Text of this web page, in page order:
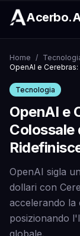
Home /
Tecnologia
OpenAI e
Colossale
OpenAI sigla
dollari con
accelerando la
posizionando
globale.